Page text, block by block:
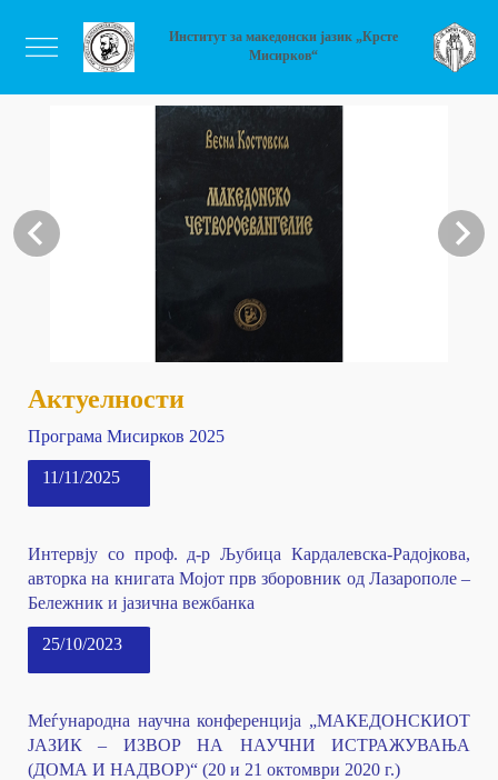
Институт за македонски јазик „Крсте
Мисирков“
Актуелности
Програма Мисирков 2025
11/11/2025
Интервју со проф. д-р Љубица Кардалевска-Радојкова,
авторка на книгата Мојот прв зборовник од Лазарополе –
Бележник и јазична вежбанка
25/10/2023
Меѓународна научна конференција „МАКЕДОНСКИОТ
ЈАЗИК – ИЗВОР НА НАУЧНИ ИСТРАЖУВАЊА
(ДОМА И НАДВОР)“ (20 и 21 октомври 2020 г.)